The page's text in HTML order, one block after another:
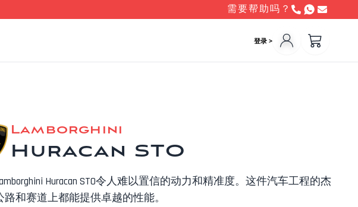
需要帮助吗？
登录 >
Lamborghini
Huracan STO
Huracan STO令人难以置信的动力和精准度。这件汽车工程的杰
路和赛道上都能提供卓越的性能。